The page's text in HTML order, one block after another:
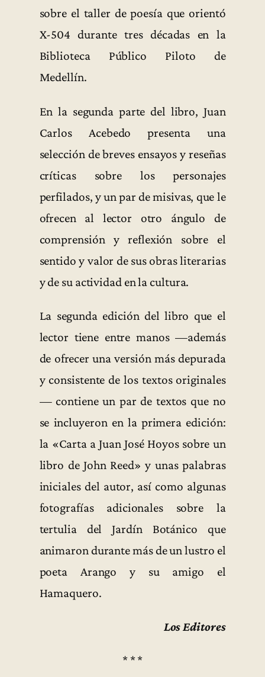
sobre el taller de poesía que orientó
X-504 durante tres décadas en la
Biblioteca Público Piloto de
Medellín.
En la segunda parte del libro, Juan
Carlos Acebedo presenta una
selección de breves ensayos y reseñas
críticas sobre los personajes
perfilados, y un par de misivas, que le
ofrecen al lector otro ángulo de
comprensión y reflexión sobre el
sentido y valor de sus obras literarias
y de su actividad en la cultura.
La segunda edición del libro que el
lector tiene entre manos —además
de ofrecer una versión más depurada
y consistente de los textos originales
— contiene un par de textos que no
se incluyeron en la primera edición:
la «Carta a Juan José Hoyos sobre un
libro de John Reed» y unas palabras
iniciales del autor, así como algunas
fotografías adicionales sobre la
tertulia del Jardín Botánico que
animaron durante más de un lustro el
poeta Arango y su amigo el
Hamaquero.
Los Editores
* * *